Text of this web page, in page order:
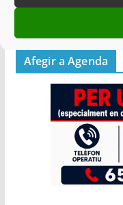
Afegir a Agenda